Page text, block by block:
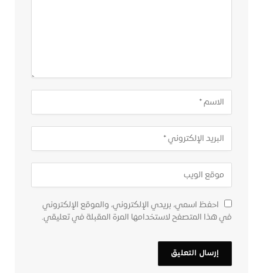
احفظ اسمي، بريدي الإلكتروني، والموقع الإلكتروني
في هذا المتصفح لاستخدامها المرة المقبلة في تعليقي.